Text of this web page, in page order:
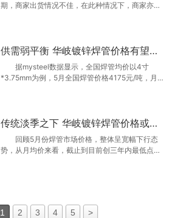
期，商家出货情况不佳，在此种情况下，商家亦不
355带钢市场价格随着黑色系期货飘红逐…
供需弱平衡 华岐镀锌焊管价格有望坚挺
据mysteel数据显示，全国焊管均价以4寸
*3.75mm为例，5月全国焊管价格4175元/吨，月环
后，现货价格跟随期货价格宽幅上涨，但价格…传统淡季之下 华岐镀锌焊管价格或有望坚挺运行
回顾5月份焊管市场价格，整体呈宽幅下行态
势，从月均价来看，截止到目前创三年内最低点，
1 2 3 4 5 >